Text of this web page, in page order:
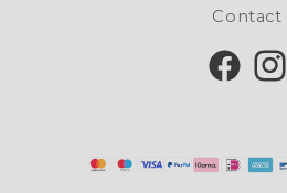
Contact
Facebook